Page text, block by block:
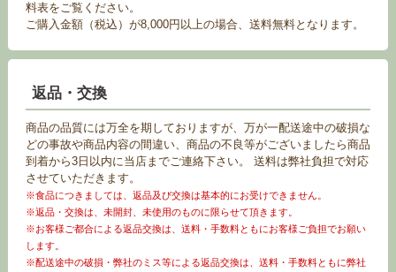
料表をご覧ください。
ご購入金額（税込）が8,000円以上の場合、送料無料となります。
返品・交換
商品の品質には万全を期しておりますが、万が一配送途中の破損な
どの事故や商品内容の間違い、商品の不良等がございましたら商品
到着から3日以内に当店までご連絡下さい。 送料は弊社負担で対応
させていただきます。
※食品につきましては、返品及び交換は基本的にお受けできません。
※返品・交換は、未開封、未使用のものに限らせて頂きます。
※お客様ご都合による返品交換は、送料・手数料ともにお客様ご負担でお願い
します。
※配送途中の破損・弊社のミス等による返品交換は、送料・手数料ともに弊社